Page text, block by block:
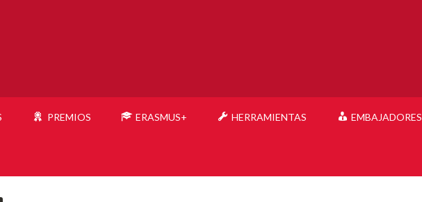
PREMIOS ERASMUS+ HERRAMIENTAS EMBAJADORES